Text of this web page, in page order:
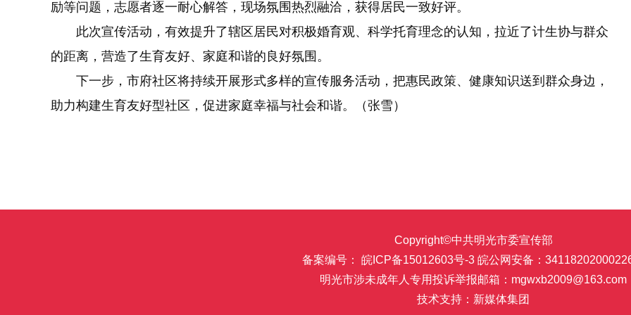
励等问题，志愿者逐一耐心解答，现场氛围热烈融洽，获得居民一致好评。
此次宣传活动，有效提升了辖区居民对积极婚育观、科学托育理念的认知，拉近了计生协与群众
的距离，营造了生育友好、家庭和谐的良好氛围。
下一步，市府社区将持续开展形式多样的宣传服务活动，把惠民政策、健康知识送到群众身边，
助力构建生育友好型社区，促进家庭幸福与社会和谐。（张雪）
Copyright©中共明光市委宣传部
备案编号： 皖ICP备15012603号-3皖公网安备：
明光市涉未成年人专用投诉举报邮箱：mgwxb2009@163.com
技术支持：新媒体集团